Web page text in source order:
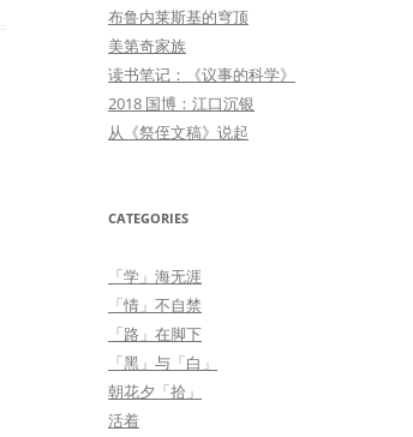
布鲁内莱斯基的穹顶
美第奇家族
读书笔记：《议事的科学》
2018 国博：江口沉银
从《祭侄文稿》说起
CATEGORIES
「学」海无涯
「情」不自禁
「路」在脚下
「黑」与「白」
朝花夕「拾」
活着